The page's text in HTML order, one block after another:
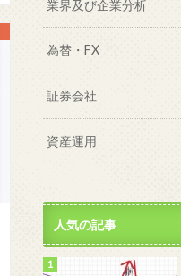
業界及び企業分析
為替・FX
証券会社
資産運用
人気の記事